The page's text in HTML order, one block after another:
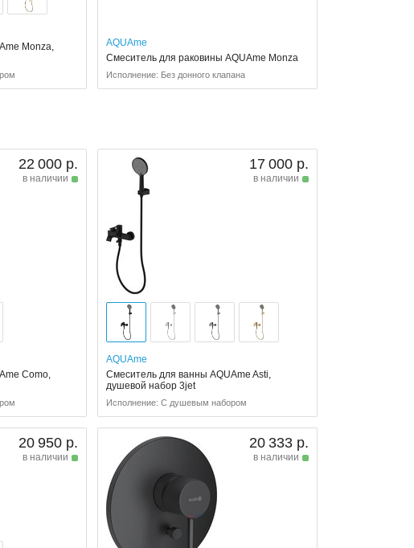
Monza,
AQUAme
Смеситель для раковины AQUAme Monza
Исполнение: Без донного клапана
22 000 р.
в наличии
Como,
17 000 р.
в наличии
AQUAme
Смеситель для ванны AQUAme Asti,
душевой набор 3jet
Исполнение: С душевым набором
20 950 р.
в наличии
20 333 р.
в наличии